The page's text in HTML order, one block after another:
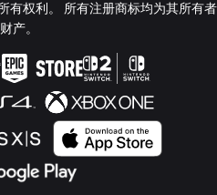
有权利。 所有注册商标均为其所有者
产。